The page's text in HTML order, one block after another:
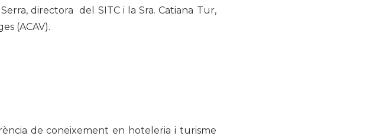
directora del SITC i la Sra. Catiana Tur,
(ACAV).
de coneixement en hoteleria i turisme